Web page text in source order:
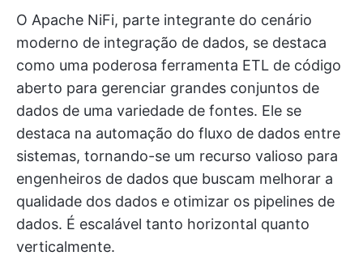
O Apache NiFi, parte integrante do cenário
moderno de integração de dados, se destaca
como uma poderosa ferramenta ETL de código
aberto para gerenciar grandes conjuntos de
dados de uma variedade de fontes. Ele se
destaca na automação do fluxo de dados entre
sistemas, tornando-se um recurso valioso para
engenheiros de dados que buscam melhorar a
qualidade dos dados e otimizar os pipelines de
dados. É escalável tanto horizontal quanto
verticalmente.